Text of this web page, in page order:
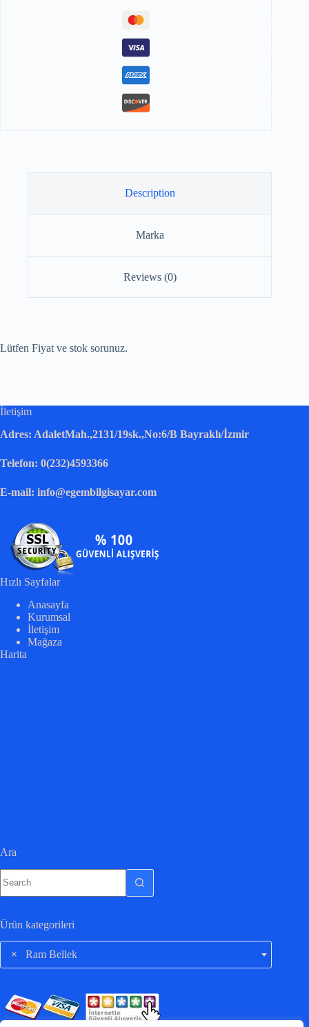
Description
Marka
Reviews (0)
Lütfen Fiyat ve stok sorunuz.
İletişim
Adres: AdaletMah.,2131/19sk.,No:6/B Bayraklı/İzmir
Telefon: 0(232)4593366
E-mail: info@egembilgisayar.com
Hızlı Sayfalar
Anasayfa
Kurumsal
İletişim
Mağaza
Harita
Ara
Ürün kategorileri
× Ram Bellek